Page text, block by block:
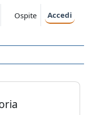
Ospite Accedi